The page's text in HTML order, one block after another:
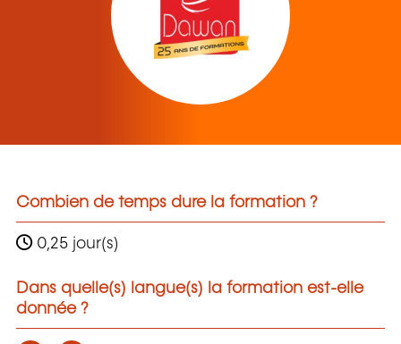
Combien de temps dure la formation ?
0,25 jour(s)
Dans quelle(s) langue(s) la formation est-elle
donnée ?